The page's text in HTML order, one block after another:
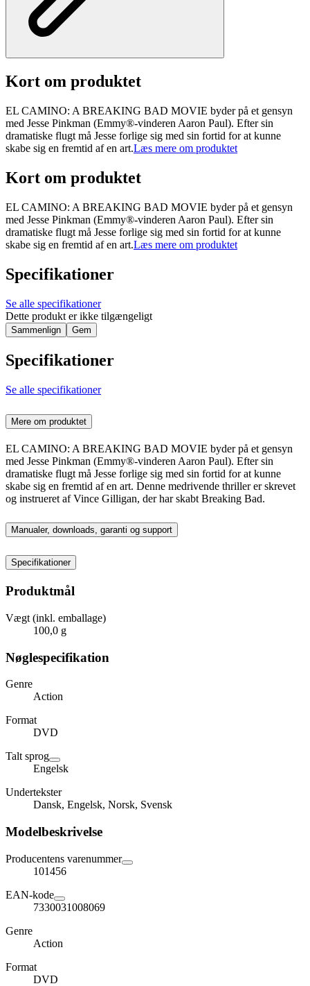
Kort om produktet
EL CAMINO: A BREAKING BAD MOVIE byder på et gensyn
med Jesse Pinkman (Emmy®-vinderen Aaron Paul). Efter sin
dramatiske flugt må Jesse forlige sig med sin fortid for at kunne
skabe sig en fremtid af en art.Læs mere om produktet
Kort om produktet
EL CAMINO: A BREAKING BAD MOVIE byder på et gensyn
med Jesse Pinkman (Emmy®-vinderen Aaron Paul). Efter sin
dramatiske flugt må Jesse forlige sig med sin fortid for at kunne
skabe sig en fremtid af en art.Læs mere om produktet
Specifikationer
Se alle specifikationer
Dette produkt er ikke tilgængeligt
Sammenlign Gem
Specifikationer
Se alle specifikationer
Mere om produktet
EL CAMINO: A BREAKING BAD MOVIE byder på et gensyn
med Jesse Pinkman (Emmy®-vinderen Aaron Paul). Efter sin
dramatiske flugt må Jesse forlige sig med sin fortid for at kunne
skabe sig en fremtid af en art. Denne medrivende thriller er skrevet
og instrueret af Vince Gilligan, der har skabt Breaking Bad.
Manualer, downloads, garanti og support
Specifikationer
Produktmål
Vægt (inkl. emballage)
100,0 g
Nøglespecifikation
Genre
Action
Format
DVD
Talt sprog
Engelsk
Undertekster
Dansk, Engelsk, Norsk, Svensk
Modelbeskrivelse
Producentens varenummer
101456
EAN-kode
7330031008069
Genre
Action
Format
DVD